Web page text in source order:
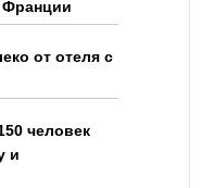
Франции
от отеля с
человек
и